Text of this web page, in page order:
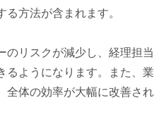
方法が含まれます。
のリスクが減少し、経理担当
るようになります。また、業
全体の効率が大幅に改善され